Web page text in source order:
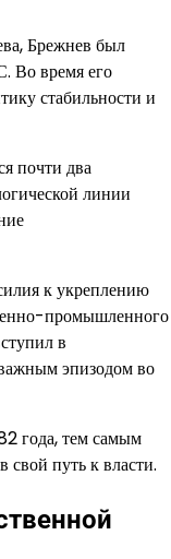
Брежнев был
Во время его
стабильности и
почти два
линии
к укреплению
промышленного
в
эпизодом во
года, тем самым
свой путь к власти.